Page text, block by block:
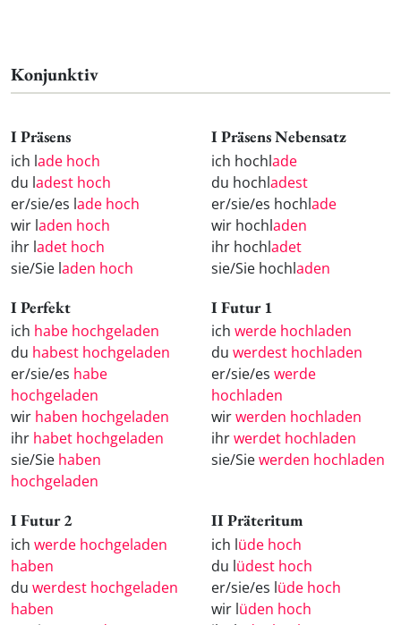
Konjunktiv
I Präsens
ich lade hoch
du ladest hoch
er/sie/es lade hoch
wir laden hoch
ihr ladet hoch
sie/Sie laden hoch
I Präsens Nebensatz
ich hochlade
du hochladest
er/sie/es hochlade
wir hochladen
ihr hochladet
sie/Sie hochladen
I Perfekt
ich habe hochgeladen
du habest hochgeladen
er/sie/es habe
hochgeladen
wir haben hochgeladen
ihr habet hochgeladen
sie/Sie haben
hochgeladen
I Futur 1
ich werde hochladen
du werdest hochladen
er/sie/es werde
hochladen
wirwerden hochladen
ihrwerdet hochladen
sie/Siewerden hochladen
I Futur 2
ich werde hochgeladen
haben
du werdest hochgeladen
haben
II Präteritum
ich lüde hoch
du lüdest hoch
er/sie/es lüde hoch
wir lüden hoch